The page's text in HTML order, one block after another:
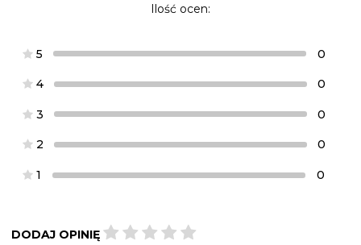
Ilość ocen:
5 0
4 0
3 0
2 0
1 0
DODAJ OPINIĘ